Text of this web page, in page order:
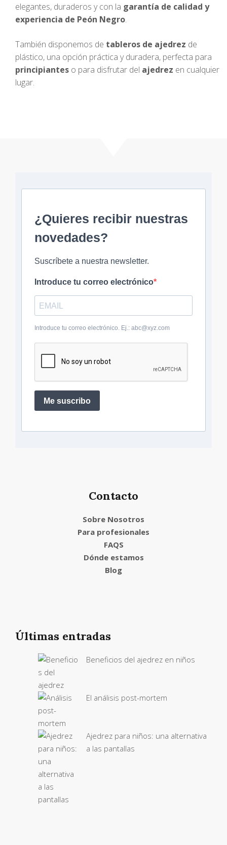
elegantes, duraderos y con la garantía de calidad y
experiencia de Peón Negro.
También disponemos de tableros de ajedrez de
plástico, una opción práctica y duradera, perfecta para
principiantes o para disfrutar del ajedrez en cualquier
lugar.
¿Quieres recibir nuestras
novedades?
Suscríbete a nuestra newsletter.
Introduce tu correo electrónico
Introduce tu correo electrónico. Ej.: abc@xyz.com
Me suscribo
Contacto
Sobre Nosotros
Para profesionales
FAQS
Dónde estamos
Blog
Últimas entradas
Beneficios del ajedrez en niños
El análisis post-mortem
Ajedrez para niños: una alternativa
a las pantallas